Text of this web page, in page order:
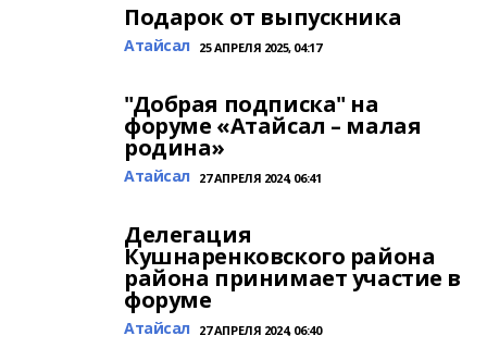
Подарок от выпускника
Атайсал 25 АПРЕЛЯ 2025, 04:17
"Добрая подписка" на
форуме «Атайсал – малая
родина»
Атайсал 27 АПРЕЛЯ 2024, 06:41
Делегация
Кушнаренковского района
района принимает участие в
форуме
Атайсал 27 АПРЕЛЯ 2024, 06:40